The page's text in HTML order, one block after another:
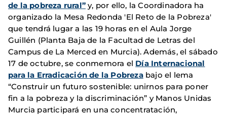
de la pobreza rural” y, por ello, la Coordinadora ha
organizado la Mesa Redonda 'El Reto de la Pobreza'
que tendrá lugar a las 19 horas en el Aula Jorge
Guillén (Planta Baja de la Facultad de Letras del
Campus de La Merced en Murcia). Además, el sábado
17 de octubre, se conmemora el Día Internacional
para la Erradicación de la Pobrezabajo el lema
“Construir un futuro sostenible: unirnos para poner
fin a la pobreza y la discriminación” y Manos Unidas
Murcia participará en una concentratación,